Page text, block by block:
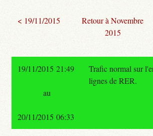
< 19/11/2015
Retour à Novembre
2015
19/11/2015 21:49
Trafic normal sur
lignes de RER.
au
20/11/2015 06:33